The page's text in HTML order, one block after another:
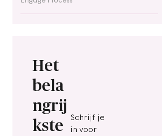
Het
bela
ngrij
kste
Schrijf je
in voor